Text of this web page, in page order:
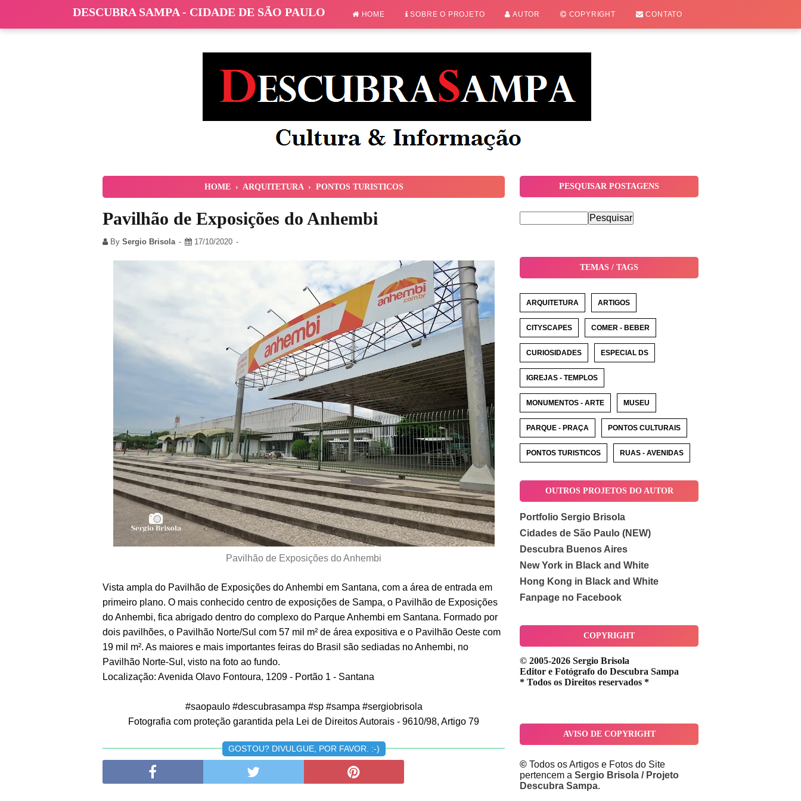
DESCUBRA SAMPA - CIDADE DE SÃO PAULO HOME SOBRE O PROJETO AUTOR COPYRIGHT CONTATO
HOME › ARQUITETURA › PONTOS TURISTICOS
Pavilhão de Exposições do Anhembi
By Sergio Brisola 17/10/2020
Pavilhão de Exposições do Anhembi
Vista ampla do Pavilhão de Exposições do Anhembi em Santana, com a área de entrada em
primeiro plano. O mais conhecido centro de exposições de Sampa, o Pavilhão de Exposições
do Anhembi, fica abrigado dentro do complexo do Parque Anhembi em Santana. Formado por
dois pavilhões, o Pavilhão Norte/Sul com 57 mil m² de área expositiva e o Pavilhão Oeste com
19 mil m². As maiores e mais importantes feiras do Brasil são sediadas no Anhembi, no
Pavilhão Norte-Sul, visto na foto ao fundo.
Localização: Avenida Olavo Fontoura, 1209 - Portão 1 - Santana
#saopaulo #descubrasampa #sp #sampa #sergiobrisola
Fotografia com proteção garantida pela Lei de Direitos Autorais - 9610/98, Artigo 79
GOSTOU? DIVULGUE, POR FAVOR. :-)
PESQUISAR POSTAGENS
TEMAS / TAGS
ARQUITETURA ARTIGOS
CITYSCAPES COMER - BEBER
CURIOSIDADES ESPECIAL DS
IGREJAS - TEMPLOS
MONUMENTOS - ARTE MUSEU
PARQUE - PRAÇA PONTOS CULTURAIS
PONTOS TURISTICOS RUAS - AVENIDAS
OUTROS PROJETOS DO AUTOR
Portfolio Sergio Brisola
Cidades de São Paulo (NEW)
Descubra Buenos Aires
New York in Black and White
Hong Kong in Black and White
Fanpage no Facebook
COPYRIGHT
© 2005-2026 Sergio Brisola
Editor e Fotógrafo do Descubra Sampa
* Todos os Direitos reservados *
AVISO DE COPYRIGHT
© Todos os Artigos e Fotos do Site
pertencem a Sergio Brisola / Projeto
Descubra Sampa.